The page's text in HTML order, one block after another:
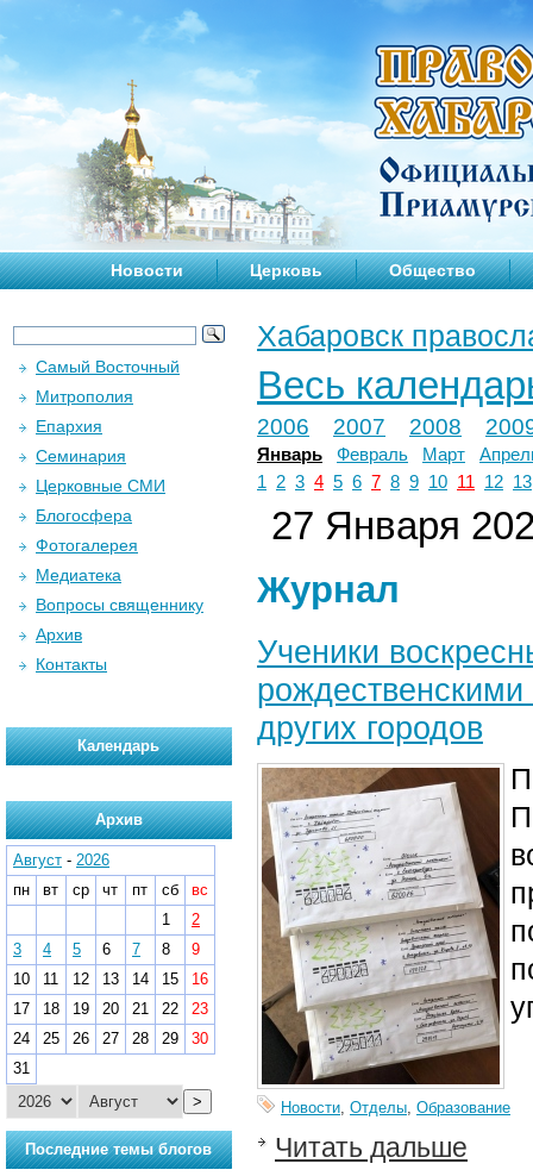
Новости Церковь Общество
Хабаровск
Весь
2006 2007 2008
Январь Февраль Март
1
2 3 4 5 6 7 8 9 10 11 12 13
27 Января
Журнал
Ученики
других городов
Новости, Отделы, Образование
Читать дальше
Самый Восточный
Митрополия
Епархия
Семинария
Церковные СМИ
Блогосфера
Фотогалерея
Медиатека
Вопросы священнику
Архив
Контакты
Календарь
Архив
Август - 2026
пн
вт ср чт пт сб
вс
1
2
3
4 5 6 7 8
9
10
11 12 13 14 15
16
17
18 19 20 21 22
23
24
25 26 27 28 29
30
31
>
Последние темы блогов